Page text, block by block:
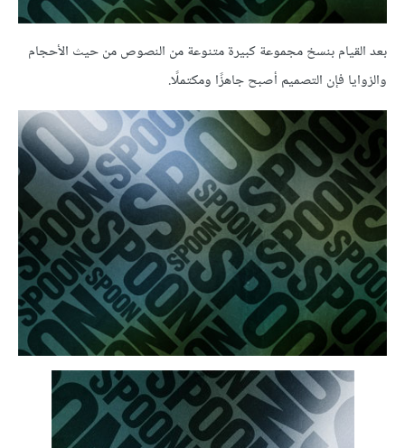
بعد القيام بنسخ مجموعة كبيرة متنوعة من النصوص من حيث الأحجام
والزوايا فإن التصميم أصبح جاهزًا ومكتملًا.